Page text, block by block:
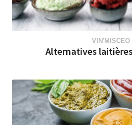
VIN'MISCEO
Alternatives